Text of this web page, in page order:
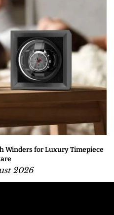
Winders for Luxury Timepiece
2026